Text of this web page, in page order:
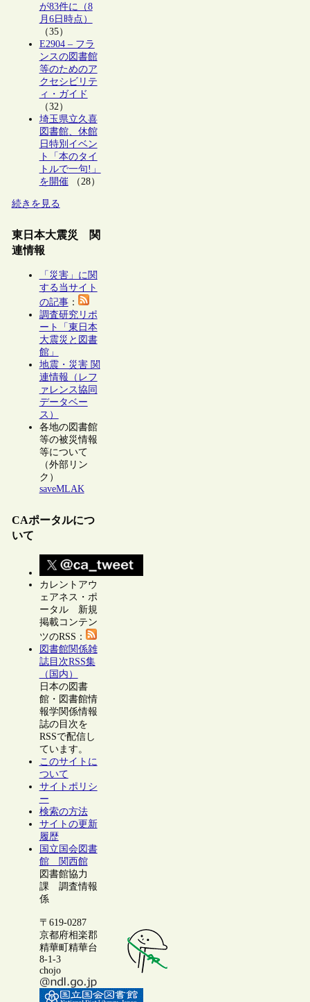
が83件に（8
月6日時点）
（35）
E2904 – フラ
ンスの図書館
等のためのア
クセシビリテ
ィ・ガイド
（32）
埼玉県立久喜
図書館、休館
日特別イベン
ト「本のタイ
トルで一句!」
を開催（28）
続きを見る
東日本大震災 関
連情報
「災害」に関
する当サイト
の記事：
調査研究リポ
ート「東日本
大震災と図書
館」
地震・災害 関
連情報（レフ
ァレンス協同
データベー
ス）
各地の図書館
等の被災情報
等について
（外部リン
ク）
saveMLAK
CAポータルにつ
いて
カレントアウ
ェアネス・ポ
ータル 新規
掲載コンテン
ツのRSS：
図書館関係雑
誌目次RSS集
（国内）
日本の図書
館・図書館情
報学関係情報
誌の目次を
RSSで配信し
ています。
このサイトに
ついて
サイトポリシ
ー
検索の方法
サイトの更新
履歴
国立国会図書
館 関西館
図書館協力
課 調査情報
係
〒619-0287
京都府相楽郡
精華町精華台
8-1-3
chojo